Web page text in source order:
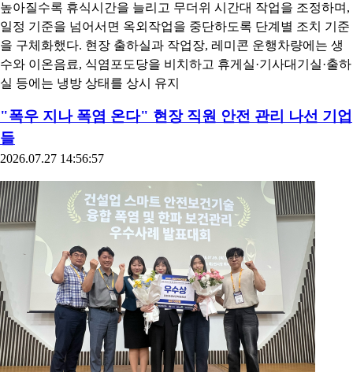
높아질수록 휴식시간을 늘리고 무더위 시간대 작업을 조정하며,
일정 기준을 넘어서면 옥외작업을 중단하도록 단계별 조치 기준
을 구체화했다. 현장 출하실과 작업장, 레미콘 운행차량에는 생
수와 이온음료, 식염포도당을 비치하고 휴게실·기사대기실·출하
실 등에는 냉방 상태를 상시 유지
"폭우 지나 폭염 온다" 현장 직원 안전 관리 나선 기업
들
2026.07.27 14:56:57